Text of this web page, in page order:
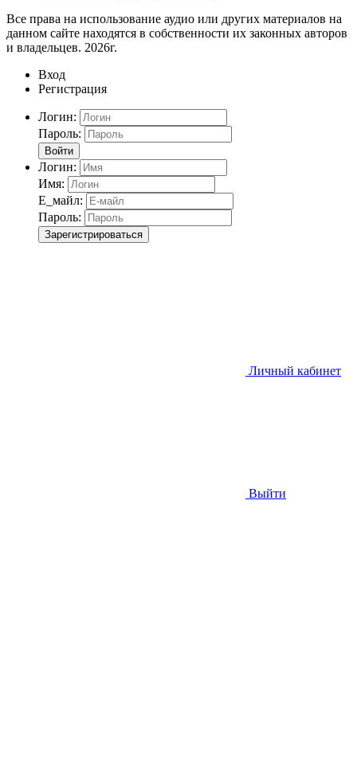
Все права на использование аудио или других материалов на
данном сайте находятся в собственности их законных авторов
и владельцев. 2026г.
Вход
Регистрация
Логин:
Пароль:
Войти
Логин:
Имя:
Е_майл:
Пароль:
Зарегистрироваться
Личный кабинет
Выйти